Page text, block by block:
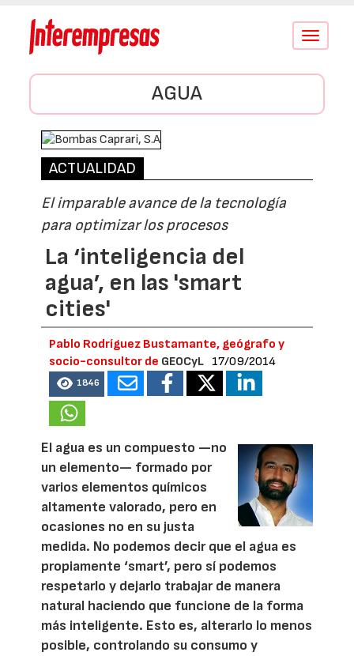
Conmutar
AGUA
ACTUALIDAD
El imparable avance de la tecnología
para optimizar los procesos
La ‘inteligencia del
agua’, en las 'smart
cities'
Pablo Rodríguez Bustamante, geógrafo y
socio-consultor de GEOCyL 17/09/2014
1846
El agua es un compuesto —no
un elemento— formado por
varios elementos químicos
altamente valorado, pero en
ocasiones no en su justa
medida. No podemos decir que el agua es
propiamente ‘smart’, pero sí podemos
respetarlo y dejarlo trabajar de manera
natural haciendo que funcione de la forma
más inteligente. Esto es, alterarlo lo menos
posible, controlando su consumo y